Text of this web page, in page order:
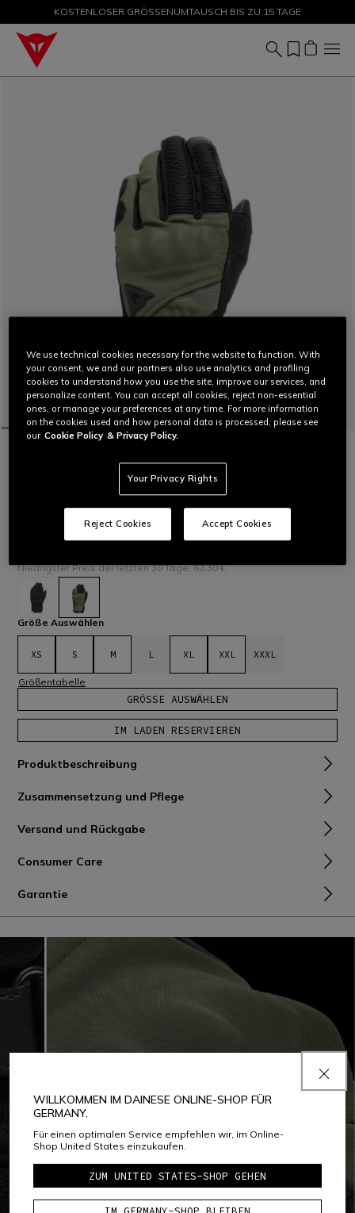
SALE BIS ZU -50 % – JETZT SHOPPEN
KOSTENLOSER GRÖSSENUMTAUSCH BIS ZU 15 TAGE
TRENTO D-DRY THERMAL GLOVES
Zertifizierter Winterhandschuh mit undurchlässiger D-Dry®-
Membran und Comf-tek-Protektoren aus viskoelastischem PU
an den Fingerknöcheln. Ideal für kurze-mittellange Fahrten.
62,30 € -30%
Niedrigster Preis der letzten 30 Tage: 62,30 €
ausgewählt
Größe Auswählen
XS S M L XL XXL XXXL
Größentabelle
GRÖSSE AUSWÄHLEN
IM LADEN RESERVIEREN
Produktbeschreibung
Zusammensetzung und Pflege
Versand und Rückgabe
Consumer Care
Garantie
PERFORMANCE SHOCK
COMF-TEK KNUCKLES
WILLKOMMEN IM DAINESE ONLINE-SHOP FÜR
GERMANY.
Für einen optimalen Service empfehlen wir, im Online-
Shop United States einzukaufen.
ZUM UNITED STATES-SHOP GEHEN
We use technical cookies necessary for the website to function. With
your consent, we and our partners also use analytics and profiling
cookies to understand how you use the site, improve our services, and
personalize content. You can accept all cookies, reject non-essential
ones, or manage your preferences at any time. For more information
on the cookies used and how personal data is processed, please see
our Cookie Policy & Privacy Policy.
Your Privacy Rights
Reject Cookies Accept Cookies